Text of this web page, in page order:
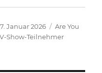
Veröffentlicht
am
7. Januar 2026 Kategorien
Are You
Show-Teilnehmer